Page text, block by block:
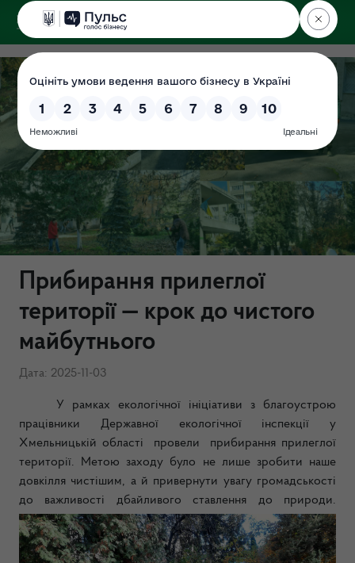
ДЕРЖЕКОІНСПЕКЦІЯ
у Хмельницькій області
Прибирання прилеглої
території — крок до чистого
майбутнього
Дата: 2025-11-03
У рамках екологічної ініціативи з благоустрою
працівники Державної екологічної інспекції у
Хмельницькій області провели прибирання прилеглої
території. Метою заходу було не лише зробити наше
довкілля чистішим, а й привернути увагу громадськості
до важливості дбайливого ставлення до природи.